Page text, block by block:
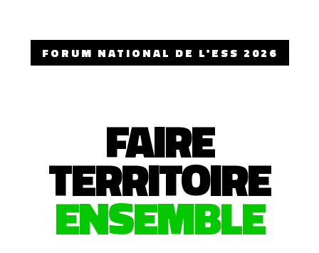
FORUM NATIONAL DE L'ESS 2026
FAIRE
TERRITOIRE
ENSEMBLE